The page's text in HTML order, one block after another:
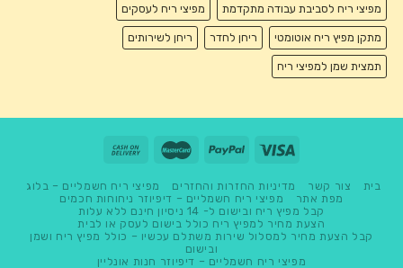
מפיצי ריח לסביבת עבודה מתקדמת מפיצי ריח לעסקים
מתקן מפיץ ריח אוטומטי ריחן לחדר ריחן לשירותים
תמצית שמן למפיצי ריח
בית צור קשר מדיניות החזרות והחזרים
מפיצי ריח חשמליים – בלוג
מפת אתר
מפיצי ריח חשמליים – דיפיוזר ניחוחות חכמים
קבל מפיץ ריח ובישום ל- 14 ניסיון חינם ללא עלות
הצעת מחיר למפיץ ריח כולל בישום לעסק או לבית
קבל הצעת מחיר למסלול שירות משתלם עכשיו – כולל מפיץ ריח ושמן
ובישום
מפיצי ריח חשמליים – דיפיוזר חנות אונליין